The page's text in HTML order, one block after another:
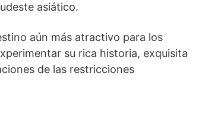
asiático.
aún más atractivo para los
su rica historia, exquisita
de las restricciones